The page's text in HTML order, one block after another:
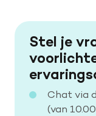
Stel je
Chat via
(van